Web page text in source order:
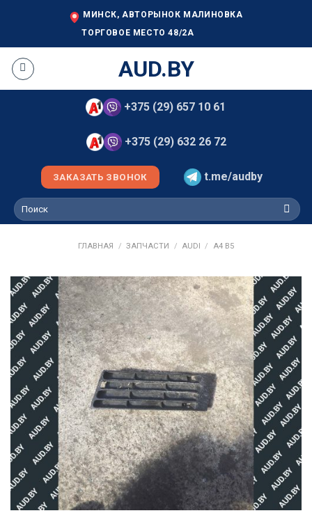
МИНСК, АВТОРЫНОК МАЛИНОВКА
ТОРГОВОЕ МЕСТО 48/2А
AUD.BY
+375 (29) 657 10 61
+375 (29) 632 26 72
ЗАКАЗАТЬ ЗВОНОК t.me/audby
Искать:
ГЛАВНАЯ / ЗАПЧАСТИ / AUDI / A4 B5